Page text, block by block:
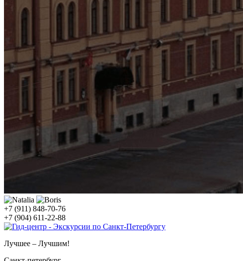
+7 (911) 848-70-76
+7 (904) 611-22-88
Лучшее – Лучшим!